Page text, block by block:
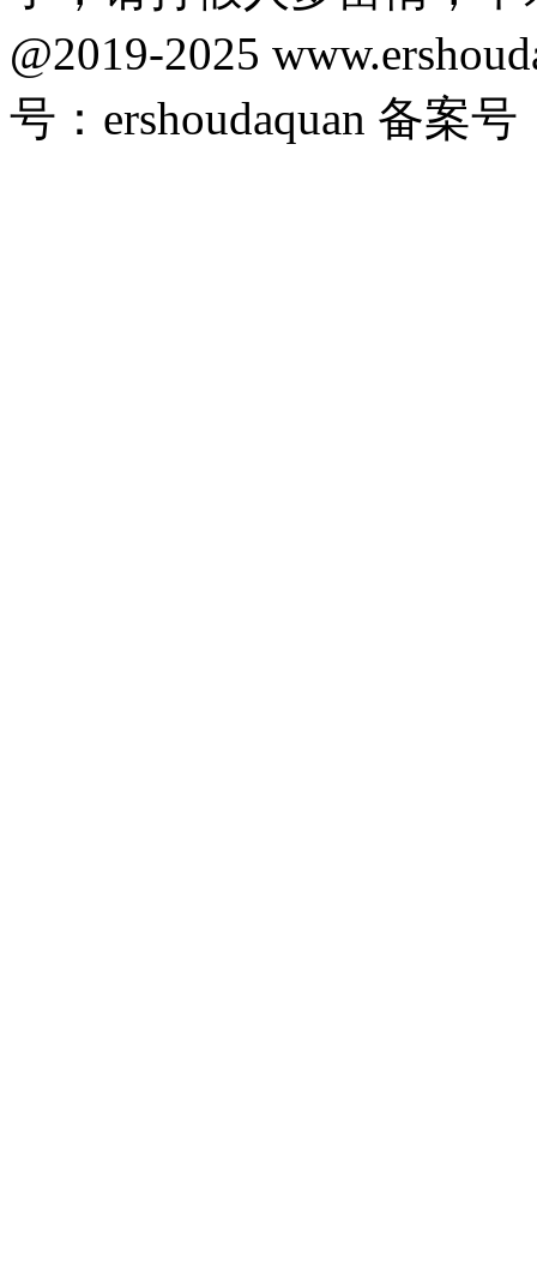
@2019-2025
号：ershoudaquan 备案